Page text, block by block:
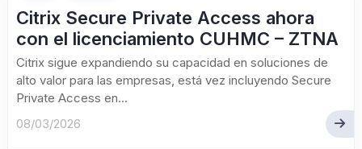
Citrix Secure Private Access ahora
con el licenciamiento CUHMC – ZTNA
Citrix sigue expandiendo su capacidad en soluciones de
alto valor para las empresas, está vez incluyendo Secure
Private Access en...
08/03/2026